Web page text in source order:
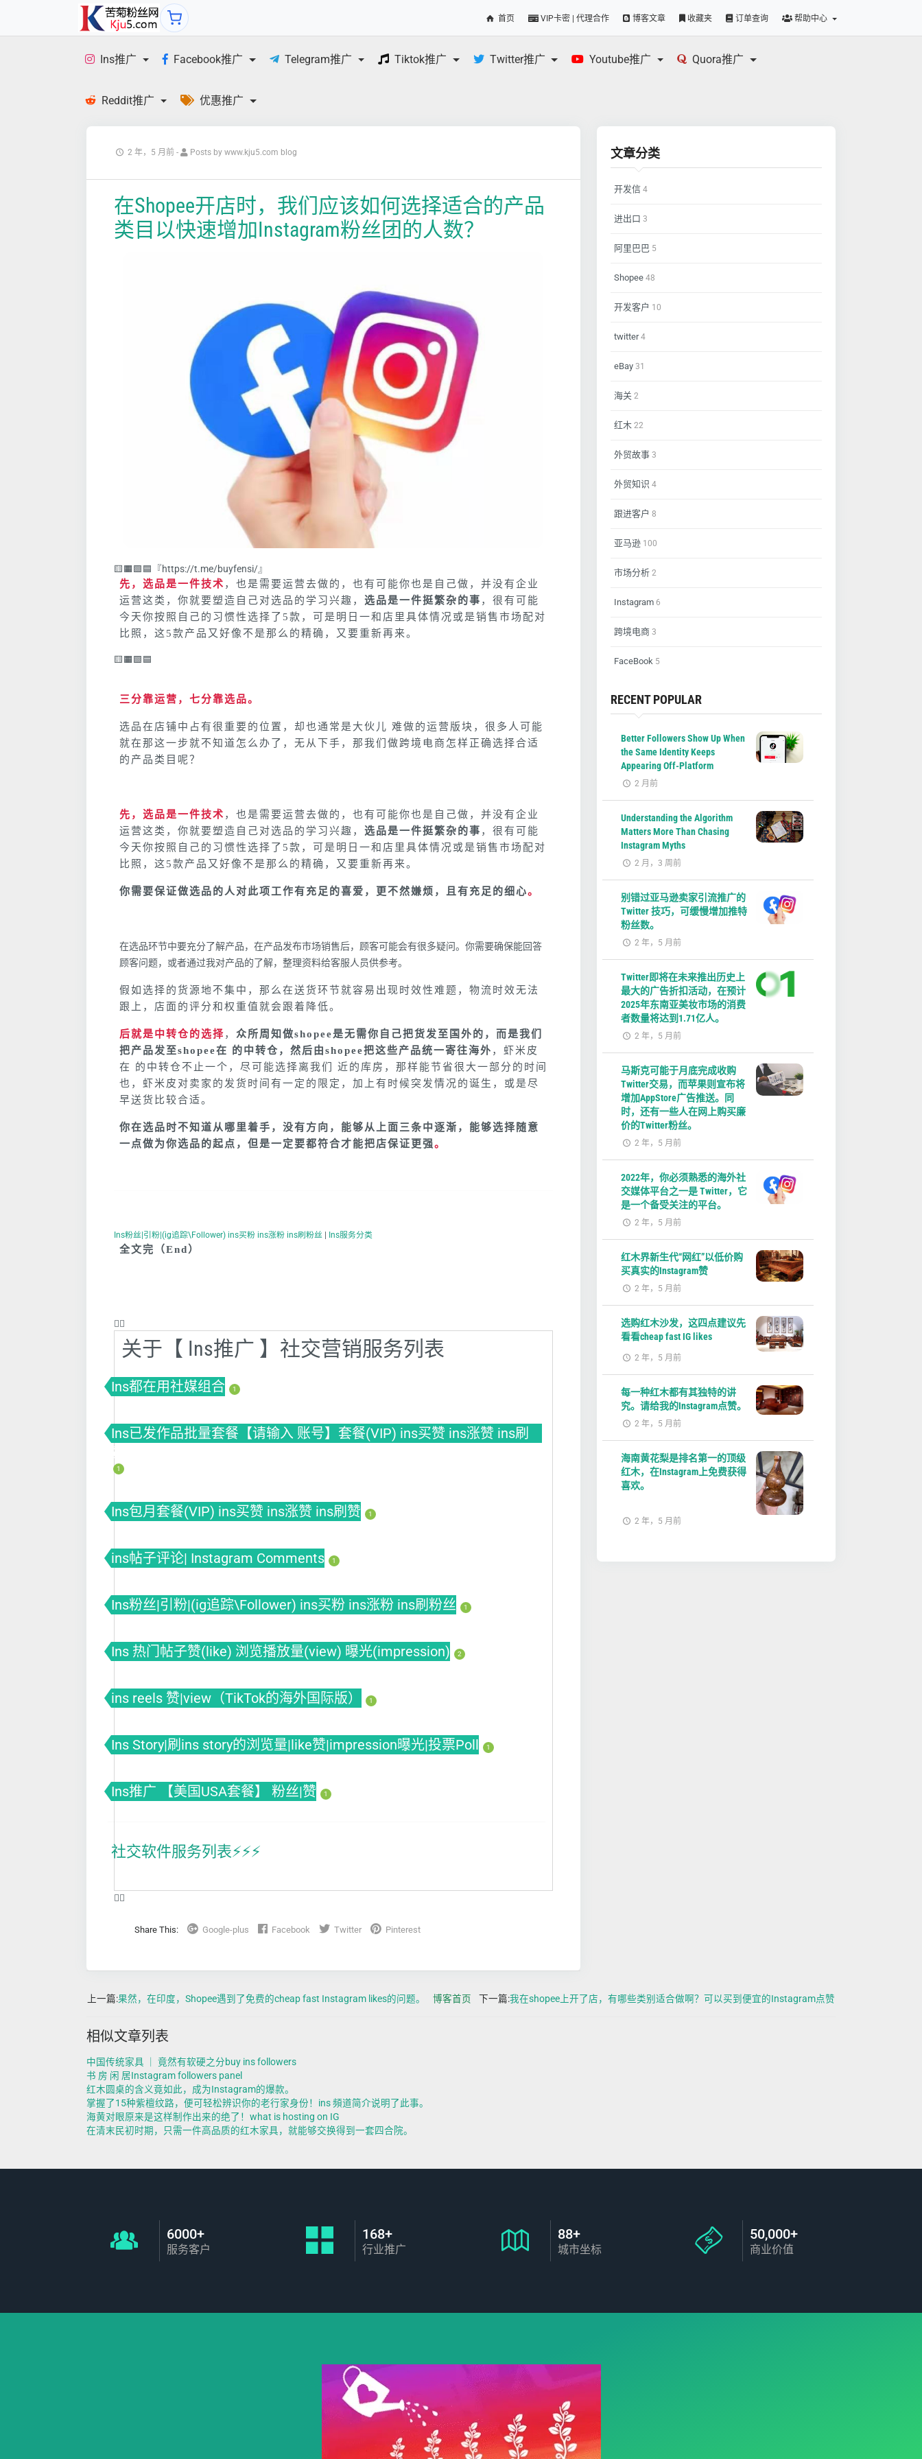
首页 VIP卡密 | 代理合作 博客文章 收藏夹 订单查询 帮助中心
Ins推广 Facebook推广 Telegram推广 Tiktok推广 Twitter推广 Youtube推广 Quora推广
Reddit推广 优惠推广
2 年，5 月前 - Posts by www.kju5.com blog
在Shopee开店时，我们应该如何选择适合的产品
类目以快速增加Instagram粉丝团的人数？
🟨🟧🟩🟦『https://t.me/buyfensi/』
先，选品是一件技术 ，也是需要运营去做的，也有可能你也是自己做，并没有企业
运营这类，你就要塑造自己对选品的学习兴趣， 选品是一件挺繁杂的事 ，很有可能
今天你按照自己的习惯性选择了5款，可是明日一和店里具体情况或是销售市场配对
比照，这5款产品又好像不是那么的精确，又要重新再来。
🟨🟧🟩🟦
三分靠运营，七分靠选品。
选品在店铺中占有很重要的位置，却也通常是大伙儿 难做的运营版块，很多人可能
就在那这一步就不知道怎么办了，无从下手，那我们做跨境电商怎样正确选择合适
的产品类目呢？
先，选品是一件技术 ，也是需要运营去做的，也有可能你也是自己做，并没有企业
运营这类，你就要塑造自己对选品的学习兴趣， 选品是一件挺繁杂的事 ，很有可能
今天你按照自己的习惯性选择了5款，可是明日一和店里具体情况或是销售市场配对
比照，这5款产品又好像不是那么的精确，又要重新再来。
你需要保证做选品的人对此项工作有充足的喜爱，更不然嫌烦，且有充足的细心。
在选品环节中要充分了解产品，在产品发布市场销售后，顾客可能会有很多疑问。你需要确保能回答
顾客问题，或者通过我对产品的了解，整理资料给客服人员供参考。
假如选择的货源地不集中，那么在送货环节就容易出现时效性难题，物流时效无法
跟上，店面的评分和权重值就会跟着降低。
后就是中转仓的选择， 众所周知做shopee是无需你自己把货发至国外的，而是我们
把产品发至shopee在 的中转仓，然后由shopee把这些产品统一寄往海外 ，虾米皮
在 的中转仓不止一个，尽可能选择离我们 近的库房，那样能节省很大一部分的时间
也，虾米皮对卖家的发货时间有一定的限定，加上有时候突发情况的诞生，或是尽
早送货比较合适。
你在选品时不知道从哪里着手，没有方向，能够从上面三条中逐渐，能够选择随意
一点做为你选品的起点，但是一定要都符合才能把店保证更强。
Ins粉丝|引粉|(ig追踪\Follower) ins买粉 ins涨粉 ins刷粉丝 | Ins服务分类
全文完（End）
❤️‍🔥
关于【 Ins推广 】社交营销服务列表
Ins都在用社媒组合 1
Ins已发作品批量套餐【请输入 账号】套餐(VIP) ins买赞 ins涨赞 ins刷
赞
1
Ins包月套餐(VIP) ins买赞 ins涨赞 ins刷赞 1
ins帖子评论| Instagram Comments 1
Ins粉丝|引粉|(ig追踪\Follower) ins买粉 ins涨粉 ins刷粉丝 1
Ins 热门帖子赞(like) 浏览播放量(view) 曝光(impression) 2
ins reels 赞|view（TikTok的海外国际版） 1
Ins Story|刷ins story的浏览量|like赞|impression曝光|投票Poll 1
Ins推广 【美国USA套餐】 粉丝|赞 1
社交软件服务列表⚡️⚡️⚡️
❤️‍🔥
Share This: Google-plus Facebook Twitter Pinterest
文章分类
开发信 4
进出口 3
阿里巴巴 5
Shopee 48
开发客户 10
twitter4
eBay 31
海关 2
红木 22
外贸故事 3
外贸知识 4
跟进客户 8
亚马逊 100
市场分析 2
Instagram 6
跨境电商 3
FaceBook 5
RECENT POPULAR
Better Followers Show Up When
the Same Identity Keeps
Appearing Off-Platform
2 月前
Understanding the Algorithm
Matters More Than Chasing
Instagram Myths
2 月，3 周前
别错过亚马逊卖家引流推广的
Twitter 技巧，可缓慢增加推特
粉丝数。
2 年，5 月前
Twitter即将在未来推出历史上
最大的广告折扣活动，在预计
2025年东南亚美妆市场的消费
者数量将达到1.71亿人。
2 年，5 月前
马斯克可能于月底完成收购
Twitter交易，而苹果则宣布将
增加AppStore广告推送。同
时，还有一些人在网上购买廉
价的Twitter粉丝。
2 年，5 月前
2022年，你必须熟悉的海外社
交媒体平台之一是 Twitter，它
是一个备受关注的平台。
2 年，5 月前
红木界新生代“网红”以低价购
买真实的Instagram赞
2 年，5 月前
选购红木沙发，这四点建议先
看看cheap fast IG likes
2 年，5 月前
每一种红木都有其独特的讲
究。请给我的Instagram点赞。
2 年，5 月前
海南黄花梨是排名第一的顶级
红木，在Instagram上免费获得
喜欢。
2 年，5 月前
上一篇:果然，在印度，Shopee遇到了免费的cheap fast Instagram likes的问题。 博客首页 下一篇:我在shopee上开了店，有哪些类别适合做啊？可以买到便宜的Instagram点赞
相似文章列表
中国传统家具 ｜ 竟然有软硬之分buy ins followers
书 房 闲 居Instagram followers panel
红木圆桌的含义竟如此，成为Instagram的爆款。
掌握了15种紫檀纹路，便可轻松辨识你的老行家身份！ins 頻道简介说明了此事。
海黄对眼原来是这样制作出来的绝了！what is hosting on IG
在清末民初时期，只需一件高品质的红木家具，就能够交换得到一套四合院。
6000+
服务客户
168+
行业推广
88+
城市坐标
50,000+
商业价值